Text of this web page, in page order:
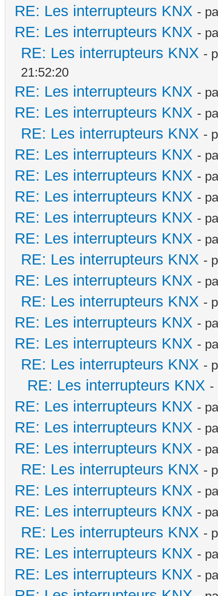
RE: Les interrupteurs KNX -
RE: Les interrupteurs KNX -
RE: Les interrupteurs KNX -
21:52:20
RE: Les interrupteurs KNX -
RE: Les interrupteurs KNX -
RE: Les interrupteurs KNX -
RE: Les interrupteurs KNX -
RE: Les interrupteurs KNX -
RE: Les interrupteurs KNX -
RE: Les interrupteurs KNX -
RE: Les interrupteurs KNX -
RE: Les interrupteurs KNX -
RE: Les interrupteurs KNX -
RE: Les interrupteurs KNX -
RE: Les interrupteurs KNX -
RE: Les interrupteurs KNX -
RE: Les interrupteurs KNX -
RE: Les interrupteurs KNX -
RE: Les interrupteurs KNX -
RE: Les interrupteurs KNX -
RE: Les interrupteurs KNX -
RE: Les interrupteurs KNX -
RE: Les interrupteurs KNX -
RE: Les interrupteurs KNX -
RE: Les interrupteurs KNX -
RE: Les interrupteurs KNX -
RE: Les interrupteurs KNX -